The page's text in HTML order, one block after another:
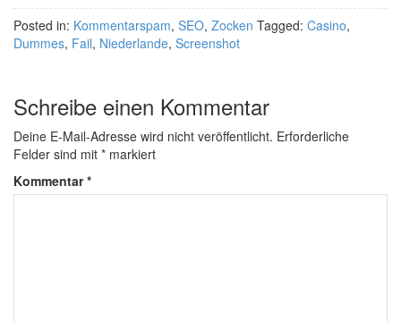
Posted in: Kommentarspam, SEO, Zocken Tagged: Casino,
Dummes, Fail, Niederlande, Screenshot
Schreibe einen Kommentar
Deine E-Mail-Adresse wird nicht veröffentlicht. Erforderliche
Felder sind mit * markiert
Kommentar*